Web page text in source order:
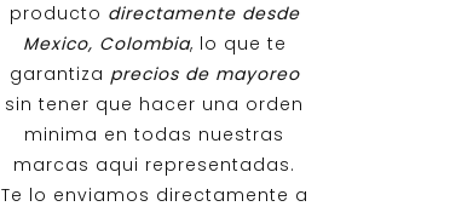
producto directamente desde
Mexico, Colombia, lo que te
garantiza precios de mayoreo
sin tener que hacer una orden
minima en todas nuestras
marcas aqui representadas.
Te lo enviamos directamente a